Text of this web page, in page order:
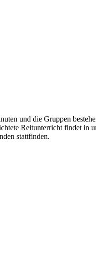
und die Gruppen
Reitunterricht findet in
stattfinden.